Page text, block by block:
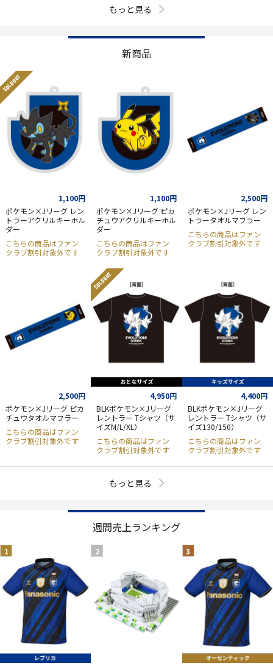
もっと見る
新商品
SOLD OUT
1,100円
ポケモン×Jリーグ レン
トラーアクリルキーホル
ダー
こちらの商品はファン
クラブ割引対象外です
1,100円
ポケモン×Jリーグ ピカ
チュウアクリルキーホル
ダー
こちらの商品はファン
クラブ割引対象外です
2,500円
ポケモン×Jリーグ レン
トラータオルマフラー
こちらの商品はファン
クラブ割引対象外です
2,500円
ポケモン×Jリーグ ピカ
チュウタオルマフラー
こちらの商品はファン
クラブ割引対象外です
SOLD OUT
4,950円
BLKポケモン×Jリーグ
レントラー Tシャツ（サ
イズM/L/XL）
こちらの商品はファン
クラブ割引対象外です
4,400円
BLKポケモン×Jリーグ
レントラー Tシャツ（サ
イズ130/150）
こちらの商品はファン
クラブ割引対象外です
もっと見る
週間売上ランキング